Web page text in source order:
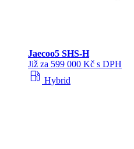
Jaecoo5 SHS-H
Již za 599 000 Kč s DPH
local_gas_station Hybrid